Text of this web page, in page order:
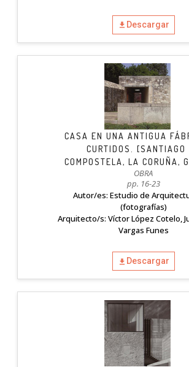
Descargar
CASA EN UNA ANTIGUA
CURTIDOS. [SANTIAGO
COMPOSTELA, LA CORUÑA,
OBRA
pp. 16-23
Autor/es: Estudio de
(fotografías)
Arquitecto/s: Víctor López Cotelo,
Vargas Funes
Descargar